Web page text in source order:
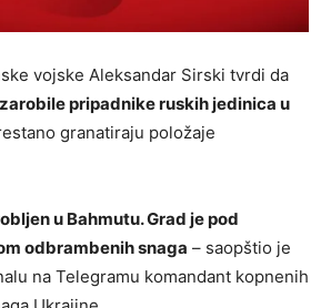
vojske Aleksandar Sirski tvrdi da
zarobile pripadnike ruskih jedinica u
granatiraju položaje
u Bahmutu. Grad je pod
odbrambenih snaga – saopštio je
na Telegramu komandant kopnenih